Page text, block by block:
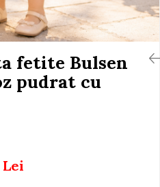
fetite Bulsen
pudrat cu
Lei